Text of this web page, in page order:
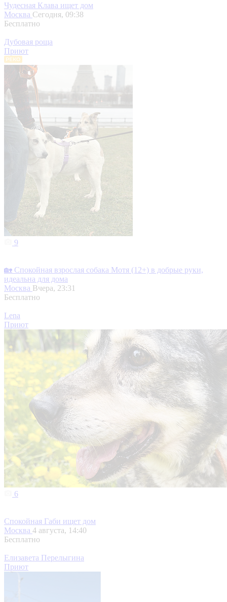
Чудесная Клава ищет дом
Москва Сегодня, 09:38
Бесплатно
Дубовая роща
Приют
9
🏡 Спокойная взрослая собака Мотя (12+) в добрые руки,
идеальна для дома
Москва Вчера, 23:31
Бесплатно
Lena
Приют
6
Спокойная Габи ищет дом
Москва 4 августа, 14:40
Бесплатно
Елизавета Перелыгина
Приют